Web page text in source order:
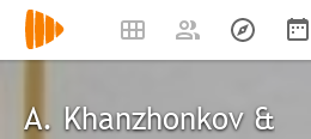
A. Khanzhonkov &